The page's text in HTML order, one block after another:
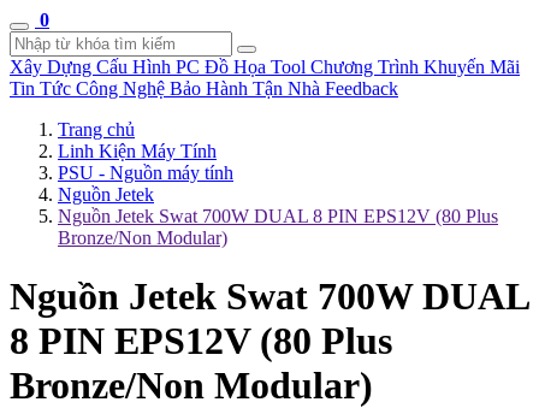
0
Xây Dựng Cấu Hình PC Đồ Họa Tool Chương Trình Khuyến Mãi
Tin Tức Công Nghệ Bảo Hành Tận Nhà Feedback
Trang chủ
Linh Kiện Máy Tính
PSU - Nguồn máy tính
Nguồn Jetek
Nguồn Jetek Swat 700W DUAL 8 PIN EPS12V (80 Plus
Bronze/Non Modular)
Nguồn Jetek Swat 700W DUAL
8 PIN EPS12V (80 Plus
Bronze/Non Modular)